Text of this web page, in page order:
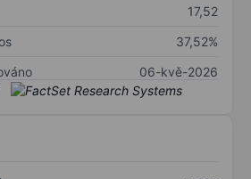
17,52
37,52%
06-kvě-2026